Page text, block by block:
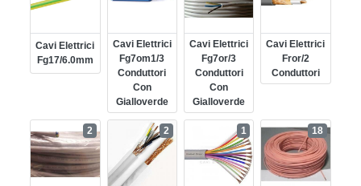
Cavi Elettrici
Fg17/6.0mm
Cavi Elettrici
Fg7om1/3
Conduttori
Con
Gialloverde
Cavi Elettrici
Fg7or/3
Conduttori
Con
Gialloverde
Cavi Elettrici
Fror/2
Conduttori
2 2 1 18